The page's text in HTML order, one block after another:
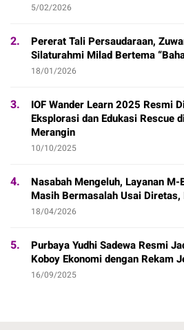
5/02/2026
2.
Pererat Tali Persaudaraan,
Silaturahmi Milad Bertema
18/01/2026
3.
IOF Wander Learn 2025 Resmi
Eksplorasi dan Edukasi Rescue
Merangin
10/10/2025
4.
Nasabah Mengeluh, Layanan
Masih Bermasalah Usai
18/04/2026
5.
Purbaya Yudhi Sadewa Resmi
Koboy Ekonomi dengan Rekam
16/09/2025